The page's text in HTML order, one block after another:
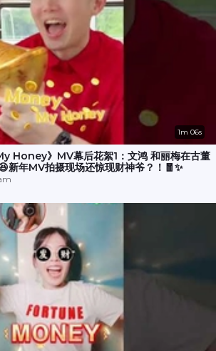
1m 06s
Honey》MV幕后花絮1：文鸿 和丽梅在古董
新年MV拍摄现场还惊现财神爷？！🧧✨